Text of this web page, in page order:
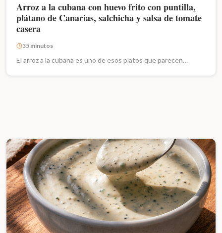
Arroz a la cubana con huevo frito con puntilla,
plátano de Canarias, salchicha y salsa de tomate
casera
35 minutos
El arroz a la cubana es uno de esos platos que parecen…